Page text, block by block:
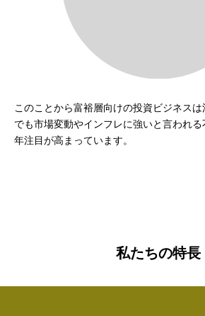
このことから富裕層向けの投資ビジネス
でも市場変動やインフレに強いと言われる
年注目が高まっています。
私たちの特長